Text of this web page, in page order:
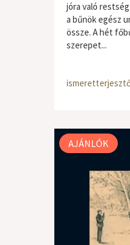
jóra való
a bűnök egész
össze. A hét
szerepet...
AJÁNLÓK